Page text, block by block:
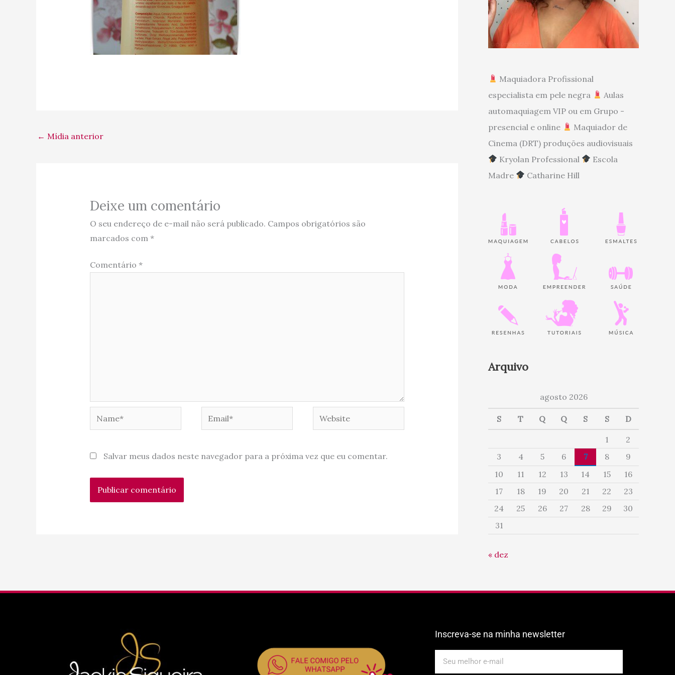
← Mídia anterior
Deixe um comentário
O seu endereço de e-mail não será publicado. Campos obrigatórios são
marcados com *
Comentário *
Website
Salvar meus dados neste navegador para a próxima vez que eu comentar.
Maquiadora Profissional
especialista em pele negra
Aulas
automaquiagem VIP ou em Grupo -
presencial e online
Maquiador de
Cinema (DRT) produções audiovisuais
Kryolan Professional
Escola
Madre
Catharine Hill
Arquivo
agosto 2026
S T Q Q S S D
1
2
3
4 5 6 7 8
9
10
11 12 13 14 15
16
17
18 19 20 21 22
23
24
25 26 27 28 29
30
31
« dez
Inscreva-se na minha newsletter